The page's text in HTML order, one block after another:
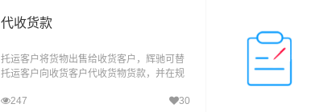
代收货款
托运客户将货物出售给收货客户，辉驰可替
托运客户向收货客户代收货物货款，并在规
让托运客户及时并安全地回笼资金。返款时
247 30